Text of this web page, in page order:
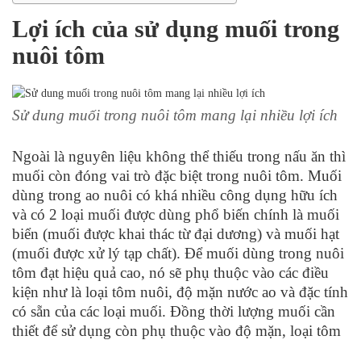
Lợi ích của sử dụng muối trong
nuôi tôm
Sử dung muối trong nuôi tôm mang lại nhiều lợi ích
Ngoài là nguyên liệu không thể thiếu trong nấu ăn thì
muối còn đóng vai trò đặc biệt trong nuôi tôm. Muối
dùng trong ao nuôi có khá nhiều công dụng hữu ích
và có 2 loại muối được dùng phổ biến chính là muối
biển (muối được khai thác từ đại dương) và muối hạt
(muối được xử lý tạp chất). Để muối dùng trong nuôi
tôm đạt hiệu quả cao, nó sẽ phụ thuộc vào các điều
kiện như là loại tôm nuôi, độ mặn nước ao và đặc tính
có sẵn của các loại muối. Đồng thời lượng muối cần
thiết để sử dụng còn phụ thuộc vào độ mặn, loại tôm